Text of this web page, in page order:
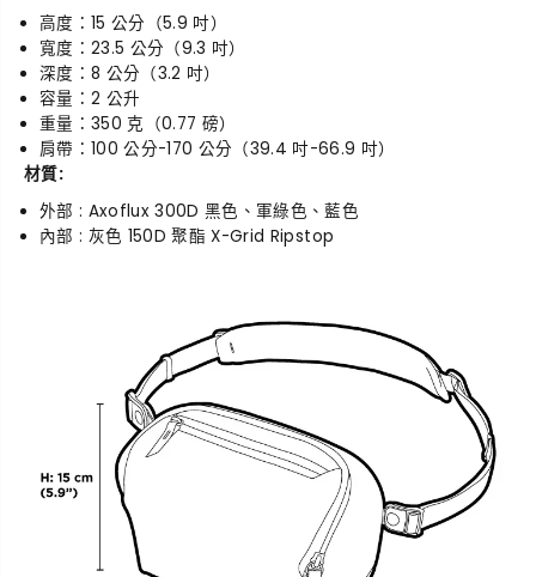
高度：15 公分（5.9 吋）
寬度：23.5 公分（9.3 吋）
深度：8 公分（3.2 吋）
容量：2 公升
重量：350 克（0.77 磅）
肩帶：100 公分-170 公分（39.4 吋-66.9 吋）
材質:
外部 : Axoflux 300D 黑色、軍綠色、藍色
內部 : 灰色 150D 聚酯 X-Grid Ripstop